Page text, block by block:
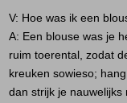
V: Hoe was ik een
A: Een blouse was je
ruim toerental, zodat
kreuken sowieso;
dan strijk je nauwelijks